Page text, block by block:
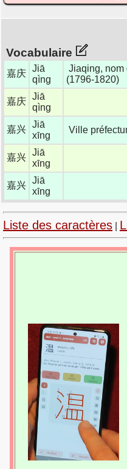
Vocabulaire
嘉庆 Jiā
qìng
Jiaqing, nom
(1796-1820)
嘉庆 Jiā
qìng
嘉兴 Jiā
xīng
Ville
嘉兴 Jiā
xīng
嘉兴 Jiā
xīng
Liste des caractères